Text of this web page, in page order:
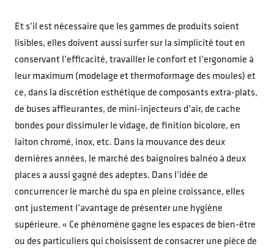
Et s’il est nécessaire que les gammes de produits soient
lisibles, elles doivent aussi surfer sur la simplicité tout en
conservant l’efficacité, travailler le confort et l’ergonomie à
leur maximum (modelage et thermoformage des moules) et
ce, dans la discrétion esthétique de composants extra-plats,
de buses affleurantes, de mini-injecteurs d’air, de cache
bondes pour dissimuler le vidage, de finition bicolore, en
laiton chromé, inox, etc. Dans la mouvance des deux
dernières années, le marché des baignoires balnéo à deux
places a aussi gagné des adeptes. Dans l’idée de
concurrencer le marché du spa en pleine croissance, elles
ont justement l’avantage de présenter une hygiène
supérieure. « Ce phénomène gagne les espaces de bien-être
ou des particuliers qui choisissent de consacrer une pièce de